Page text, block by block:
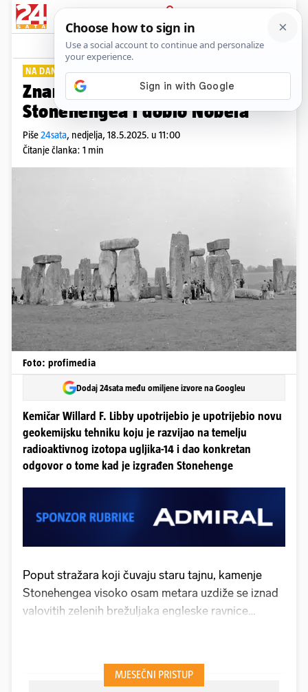
PRIJAVA
Lifestyle Komentari
NA DANAŠNJI DAN PLUS+
Znanstvenik odredio starost
Stonehengea i dobio Nobela
Piše24sata, nedjelja, 18.5.2025. u 11:00
Čitanje članka: 1 min
Foto: profimedia
Dodaj 24sata među omiljene izvore na Googleu
Kemičar Willard F. Libby upotrijebio je upotrijebio novu
geokemijsku tehniku koju je razvijao na temelju
radioaktivnog izotopa ugljika-14 i dao konkretan
odgovor o tome kad je izgrađen Stonehenge
Poput stražara koji čuvaju staru tajnu, kamenje
Stonehengea visoko osam metara uzdiže se iznad
valovitih zelenih brežuljaka engleske ravnice
zapadno od Londona, zbunjuju ljude tisućama